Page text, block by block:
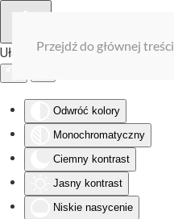
Ułatwienia dostępu
Odwróć kolory
Monochromatyczny
Ciemny kontrast
Jasny kontrast
Niskie nasycenie
Przejdź do głównej treści